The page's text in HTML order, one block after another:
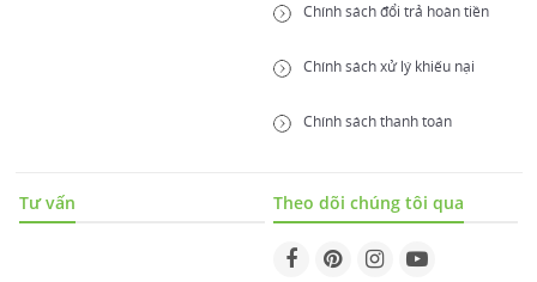
Chính sách đổi trả hoàn tiền
Chính sách xử lý khiếu nại
Chính sách thanh toán
Tư vấn Theo dõi chúng tôi qua